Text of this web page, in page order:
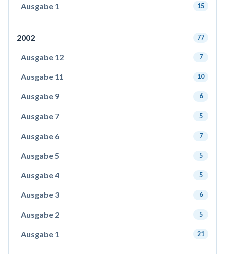
Ausgabe 1 15
2002 77
Ausgabe 12 7
Ausgabe 11 10
Ausgabe 9 6
Ausgabe 7 5
Ausgabe 6 7
Ausgabe 5 5
Ausgabe 4 5
Ausgabe 3 6
Ausgabe 2 5
Ausgabe 1 21